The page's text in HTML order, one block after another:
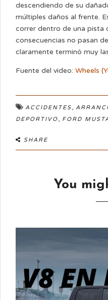
descendiendo de su
múltiples daños al frente.
correr dentro de una pista
consecuencias no pasan
claramente terminó muy
Fuente del video: Wheels
ACCIDENTES,
DEPORTIVO, FORD
SHARE
You